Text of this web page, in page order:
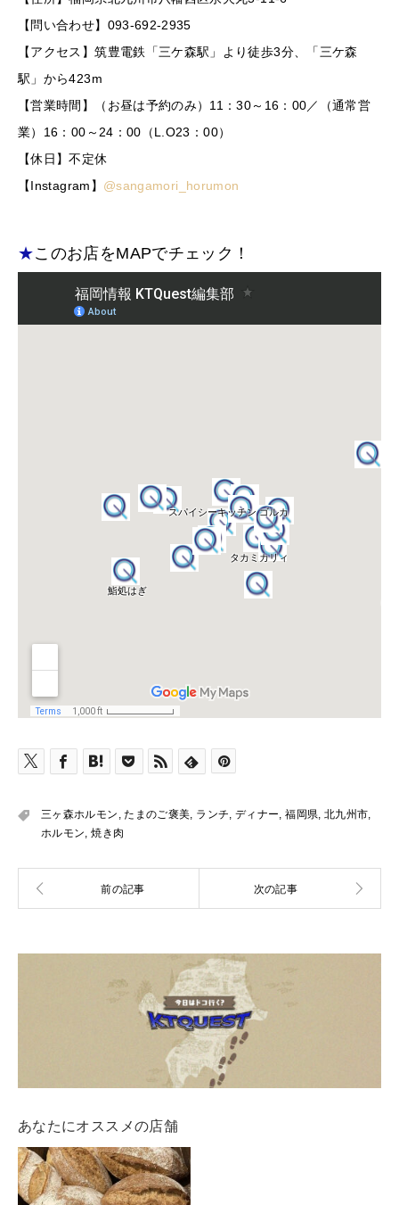
【問い合わせ】093-692-2935
【アクセス】筑豊電鉄「三ケ森駅」より徒歩3分、「三ケ森
駅」から423m
【営業時間】（お昼は予約のみ）11：30～16：00／（通常営
業）16：00～24：00（L.O23：00）
【休日】不定休
【Instagram】 @sangamori_horumon
★このお店をMAPでチェック！
三ヶ森ホルモン ,たまのご褒美 ランチ ディナー ,福岡県 ,北九州市
ホルモン ,焼き肉
あなたにオススメの店舗